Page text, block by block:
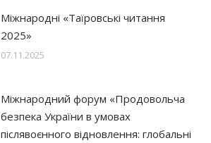
Міжнародні «Таїровські читання
2025»
07.11.2025
Міжнародний форум «Продовольча
безпека України в умовах
післявоєнного відновлення: глобальні